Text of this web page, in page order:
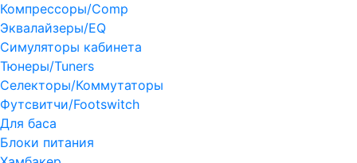
Компрессоры/Comp
Эквалайзеры/EQ
Симуляторы кабинета
Тюнеры/Tuners
Селекторы/Коммутаторы
Футсвитчи/Footswitch
Для баса
Блоки питания